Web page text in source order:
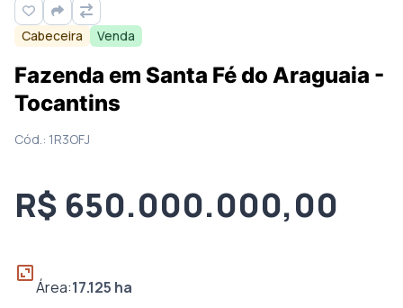
Cabeceira Venda
Fazenda em Santa Fé do Araguaia -
Tocantins
Cód.: 1R3OFJ
R$ 650.000.000,00
Área:17.125 ha